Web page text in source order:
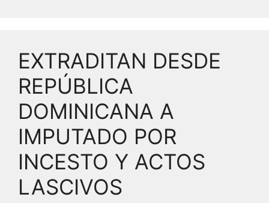
o
k
EXTRADITAN DESDE
REPÚBLICA
DOMINICANA A
IMPUTADO POR
INCESTO Y ACTOS
LASCIVOS